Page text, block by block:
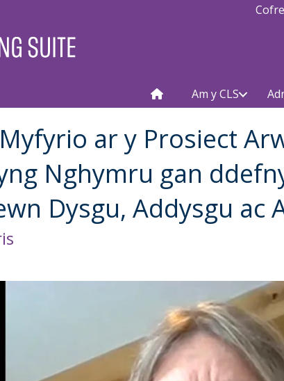
Am y CLS
ar y Prosiect
Nghymru gan
Dysgu, Addysgu ac